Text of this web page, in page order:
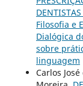
DENTISTAS
Filosofia e
Dialógica
sobre
linguagem
Carlos